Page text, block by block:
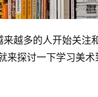
越多的人开始关
来探讨一下学习美